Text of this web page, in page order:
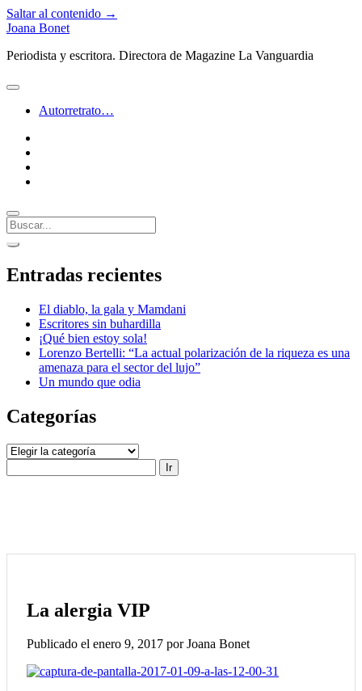
Saltar al contenido →
Joana Bonet
Periodista y escritora. Directora de Magazine La Vanguardia
abrir
Autorretrato…
Buscar
Barra
lateral
abrir
lateral
Entradas recientes
El diablo, la gala y Mamdani
Escritores sin buhardilla
¡Qué bien estoy sola!
Lorenzo Bertelli: “La actual polarización de la riqueza es una
amenaza para el sector del lujo”
Un mundo que odia
Categorías
Categorías
La alergia VIP
Publicado el enero 9, 2017 por Joana Bonet